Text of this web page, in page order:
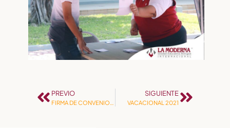
PREVIO
FIRMA DE CONVENIO INTERINSTITUCIONAL
SIGUIENTE
VACACIONAL 2021